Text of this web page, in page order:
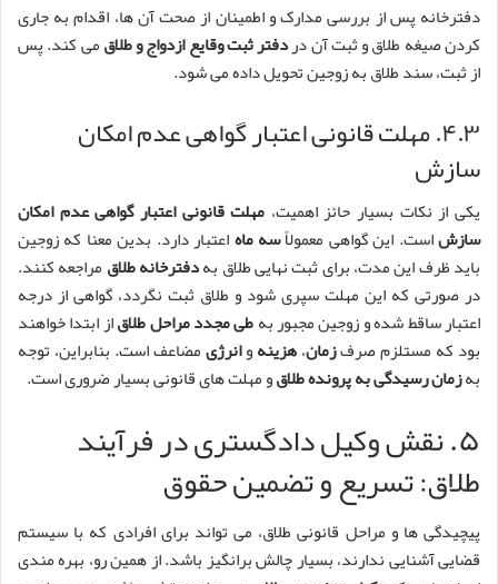
دفترخانه پس از بررسی مدارک و اطمینان از صحت آن ها، اقدام به جاری
کردن صیغه طلاق و ثبت آن دردفتر ثبت وقایع ازدواج و طلاقمی کند. پس
از ثبت، سند طلاق به زوجین تحویل داده می شود.
۴.۳. مهلت قانونی اعتبار گواهی عدم امکان
سازش
یکی از نکات بسیار حائز اهمیت، مهلت قانونی اعتبار گواهی عدم امکان
سازشاست. این گواهی معمولاًسه ماهاعتبار دارد. بدین معنا که زوجین
باید ظرف این مدت، برای ثبت نهایی طلاق بهدفترخانه طلاق مراجعه کنند.
در صورتی که این مهلت سپری شود و طلاق ثبت نگردد، گواهی از درجه
اعتبار ساقط شده و زوجین مجبور بهطی مجدد مراحل طلاقاز ابتدا خواهند
بود که مستلزم صرفزمان،هزینهوانرژیمضاعف است. بنابراین، توجه
بهزمان رسیدگی به پرونده طلاقو مهلت های قانونی بسیار ضروری است.
۵. نقش وکیل دادگستری در فرآیند
طلاق: تسریع و تضمین حقوق
پیچیدگی ها و مراحل قانونی طلاق، می تواند برای افرادی که با سیستم
قضایی آشنایی ندارند، بسیار چالش برانگیز باشد. از همین رو، بهره مندی